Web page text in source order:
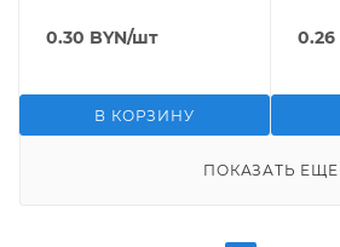
0.30 BYN/шт
В КОРЗИНУ
0.26
ПОКАЗАТЬ ЕЩЕ